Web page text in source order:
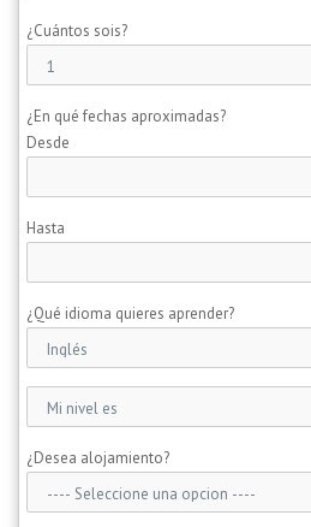
¿Cuántos sois?
¿En qué fechas aproximadas?
Desde
Hasta
¿Qué idioma quieres aprender?
¿Desea alojamiento?